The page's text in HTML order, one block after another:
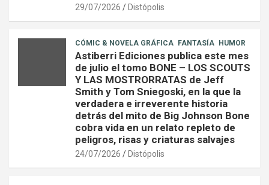
29/07/2026 Distópolis
CÓMIC & NOVELA GRÁFICA FANTASÍA HUMOR
Astiberri Ediciones publica este mes
de julio el tomo BONE – LOS SCOUTS
Y LAS MOSTRORRATAS de Jeff
Smith y Tom Sniegoski, en la que la
verdadera e irreverente historia
detrás del mito de Big Johnson Bone
cobra vida en un relato repleto de
peligros, risas y criaturas salvajes
24/07/2026 Distópolis